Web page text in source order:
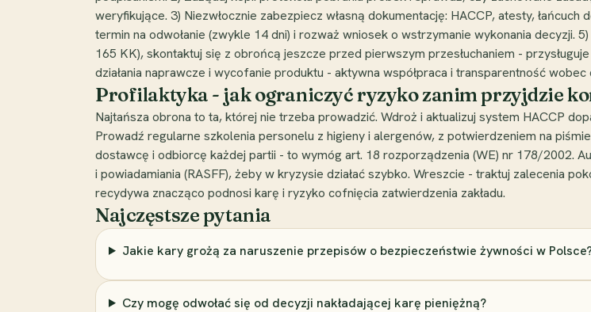
weryfikujące. 3) Niezwłocznie zabezpiecz własną dokumentację: HACCP, atesty,
termin na odwołanie (zwykle 14 dni) i rozważ wniosek o wstrzymanie wykonania decyzji.
165 KK), skontaktuj się z obrońcą jeszcze przed pierwszym przesłuchaniem -
działania naprawcze i wycofanie produktu - aktywna współpraca i transparentność wobec
Profilaktyka - jak ograniczyć ryzyko zanim przyjdzie
Najtańsza obrona to ta, której nie trzeba prowadzić. Wdroż i aktualizuj system HACCP
Prowadź regularne szkolenia personelu z higieny i alergenów, z potwierdzeniem na
dostawcę i odbiorcę każdej partii - to wymóg art. 18 rozporządzenia (WE) nr 178/2002.
i powiadamiania (RASFF), żeby w kryzysie działać szybko. Wreszcie - traktuj zalecenia
recydywa znacząco podnosi karę i ryzyko cofnięcia zatwierdzenia zakładu.
Najczęstsze pytania
Jakie kary grożą za naruszenie przepisów o bezpieczeństwie żywności w
Czy mogę odwołać się od decyzji nakładającej karę pieniężną?